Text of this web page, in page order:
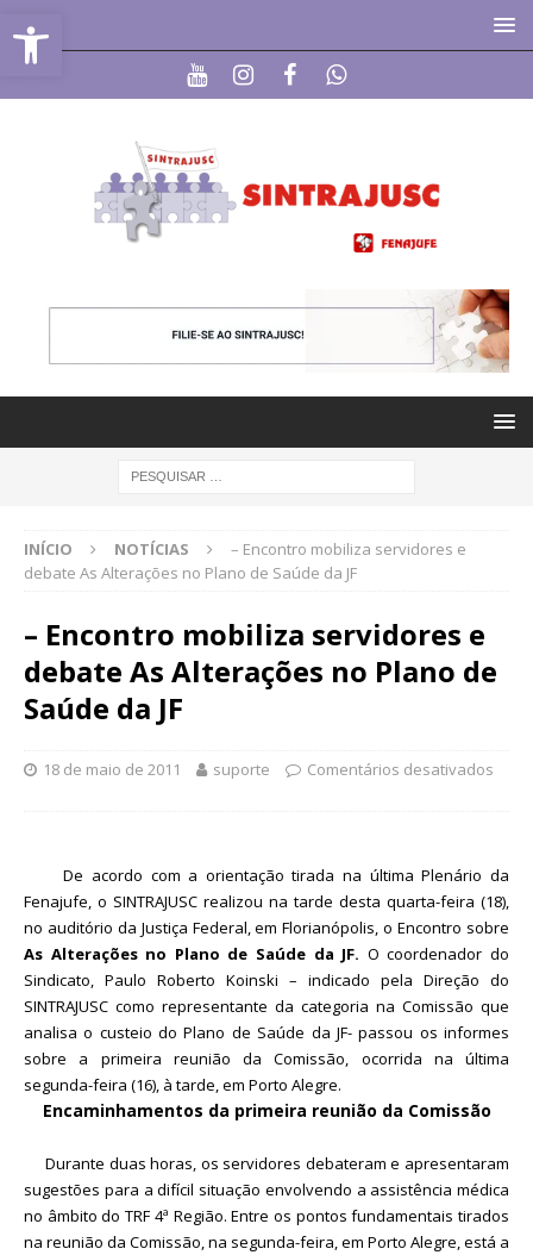
Abrir a barra de ferramentas
INÍCIO NOTÍCIAS
– Encontro mobiliza servidores e
debate As Alterações no Plano de Saúde da JF
– Encontro mobiliza servidores e
debate As Alterações no Plano de
Saúde da JF
18 de maio de 2011 suporte Comentários desativados
De acordo com a orientação tirada na última Plenário da
Fenajufe, o SINTRAJUSC realizou na tarde desta quarta-feira (18),
no auditório da Justiça Federal, em Florianópolis, o Encontro sobre
As Alterações no Plano de Saúde da JF. O coordenador do
Sindicato, Paulo Roberto Koinski – indicado pela Direção do
SINTRAJUSC como representante da categoria na Comissão que
analisa o custeio do Plano de Saúde da JF- passou os informes
sobre a primeira reunião da Comissão, ocorrida na última
segunda-feira (16), à tarde, em Porto Alegre.
Encaminhamentos da primeira reunião da Comissão
Durante duas horas, os servidores debateram e apresentaram
sugestões para a difícil situação envolvendo a assistência médica
no âmbito do TRF 4ª Região. Entre os pontos fundamentais tirados
na reunião da Comissão, na segunda-feira, em Porto Alegre, está a